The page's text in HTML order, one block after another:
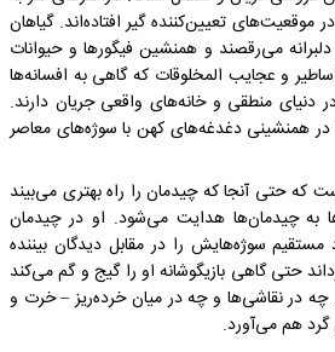
موقعیت­‌های تعیین­‌کننده گیر افتاده‌اند. گیاهان
می­‌رقصند و هم­نشین فیگورها و حیوانات
و عجایب المخلوقات که گاهی به افسانه­‌ها
دنیای منطقی و خانه­‌های واقعی جریان دارند.
هم­نشینی دغدغه­‌های کهن با سوژه­‌های معاصر
که حتی آنجا که چیدمان را راه بهتری می­‌بیند
به چیدمان­‌ها هدایت می­‌شود. او در چیدمان­‌
سوژه­‌هایش را در مقابل دیدگان بیننده
حتی گاهی بازیگوشانه او را گیج و گم می­‌کند
چه در نقاشی­‌ها و چه در میان خرده­‌ریز – خرت و
هم می­‌آورد.